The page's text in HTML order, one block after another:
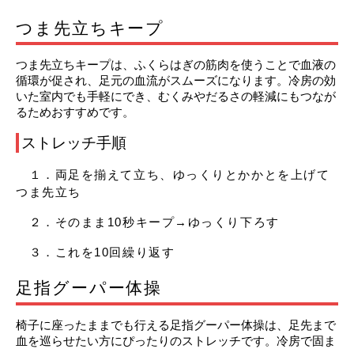
つま先立ちキープ
つま先立ちキープは、ふくらはぎの筋肉を使うことで血液の
循環が促され、足元の血流がスムーズになります。冷房の効
いた室内でも手軽にでき、むくみやだるさの軽減にもつなが
るためおすすめです。
ストレッチ手順
１．両足を揃えて立ち、ゆっくりとかかとを上げて
つま先立ち
２．そのまま10秒キープ→ゆっくり下ろす
３．これを10回繰り返す
足指グーパー体操
椅子に座ったままでも行える足指グーパー体操は、足先まで
血を巡らせたい方にぴったりのストレッチです。冷房で固ま